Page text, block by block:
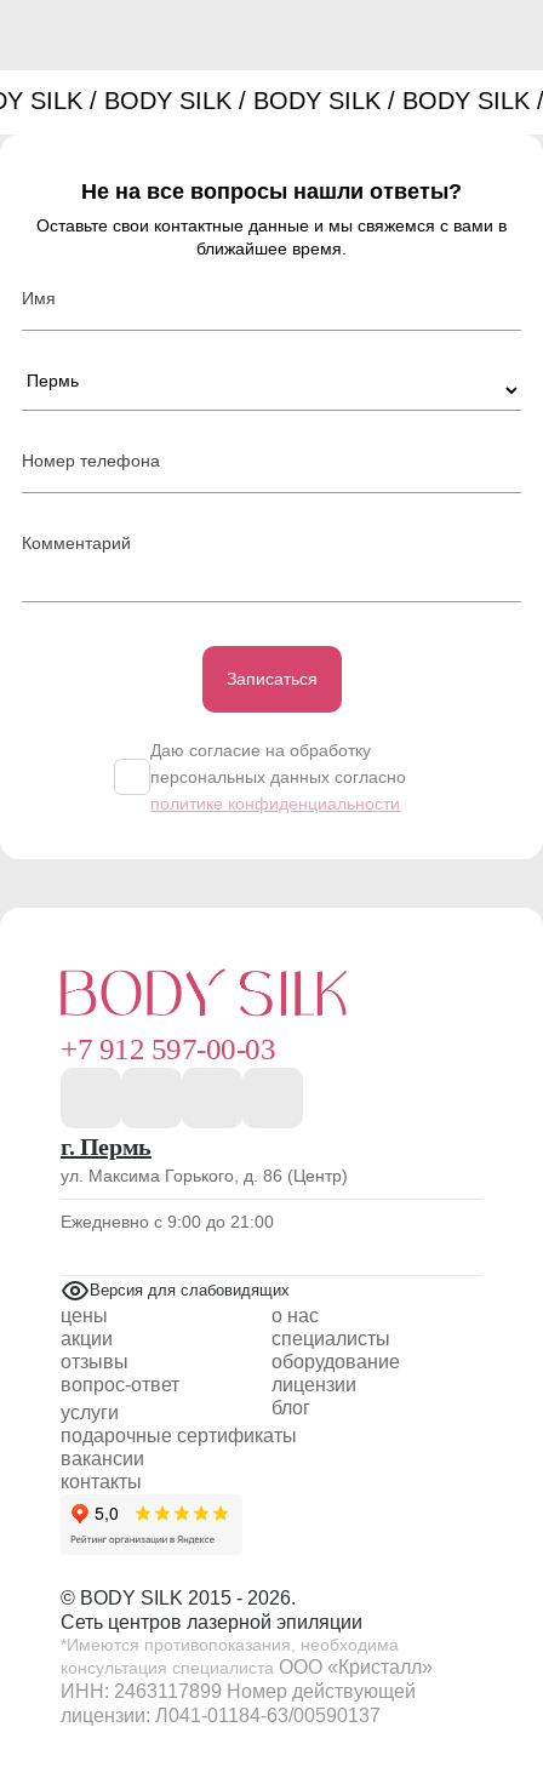
Не на все вопросы нашли ответы?
Оставьте свои контактные данные и мы свяжемся с вами в
ближайшее время.
Записаться
Даю согласие на обработку
персональных данных согласно
политике конфиденциальности
+7 912 597-00-03
г. Пермь
ул. Максима Горького, д. 86 (Центр)
Ежедневно с 9:00 до 21:00
Версия для слабовидящих
цены
акции
отзывы
вопрос-ответ
о нас
специалисты
оборудование
лицензии
блог
услуги
подарочные сертификаты
вакансии
контакты
© BODY SILK 2015 - 2026.
Сеть центров лазерной эпиляции
*Имеются противопоказания, необходима
консультация специалиста ООО «Кристалл»
ИНН: 2463117899 Номер действующей
лицензии: Л041-01184-63/00590137